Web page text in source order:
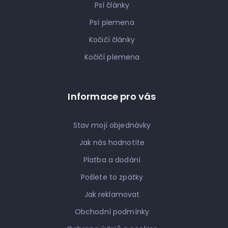
Psí články
Psí plemena
Kočičí články
Kočičí plemena
Informace pro vás
Stav mojí objednávky
Jak nás hodnotíte
Platba a dodání
Pošlete to zpátky
Jak reklamovat
Obchodní podmínky